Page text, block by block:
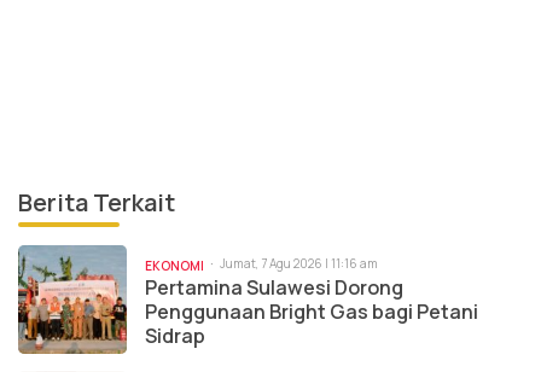
Berita Terkait
EKONOMI Jumat, 7 Agu 2026 | 11:16 am
Pertamina Sulawesi Dorong
Penggunaan Bright Gas bagi Petani
Sidrap